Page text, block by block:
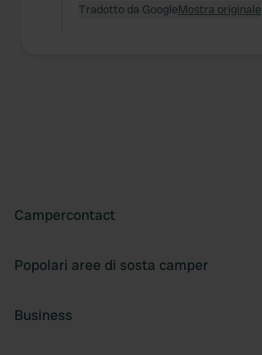
Tradotto da GoogleMostra originale
Campercontact
Popolari aree di sosta camper
Business